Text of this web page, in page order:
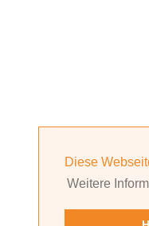
Diese
Weitere